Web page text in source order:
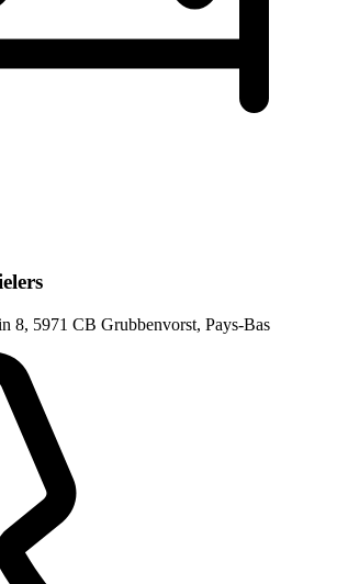
8, 5971 CB Grubbenvorst, Pays-Bas